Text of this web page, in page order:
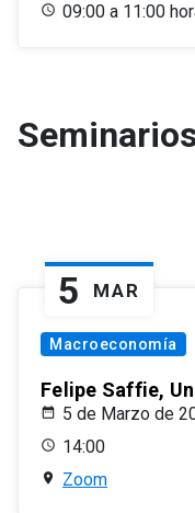
09:00 a 11:00
5 MAR
Macroeconomía
Felipe Saffie,
5 de Marzo de
14:00
Zoom